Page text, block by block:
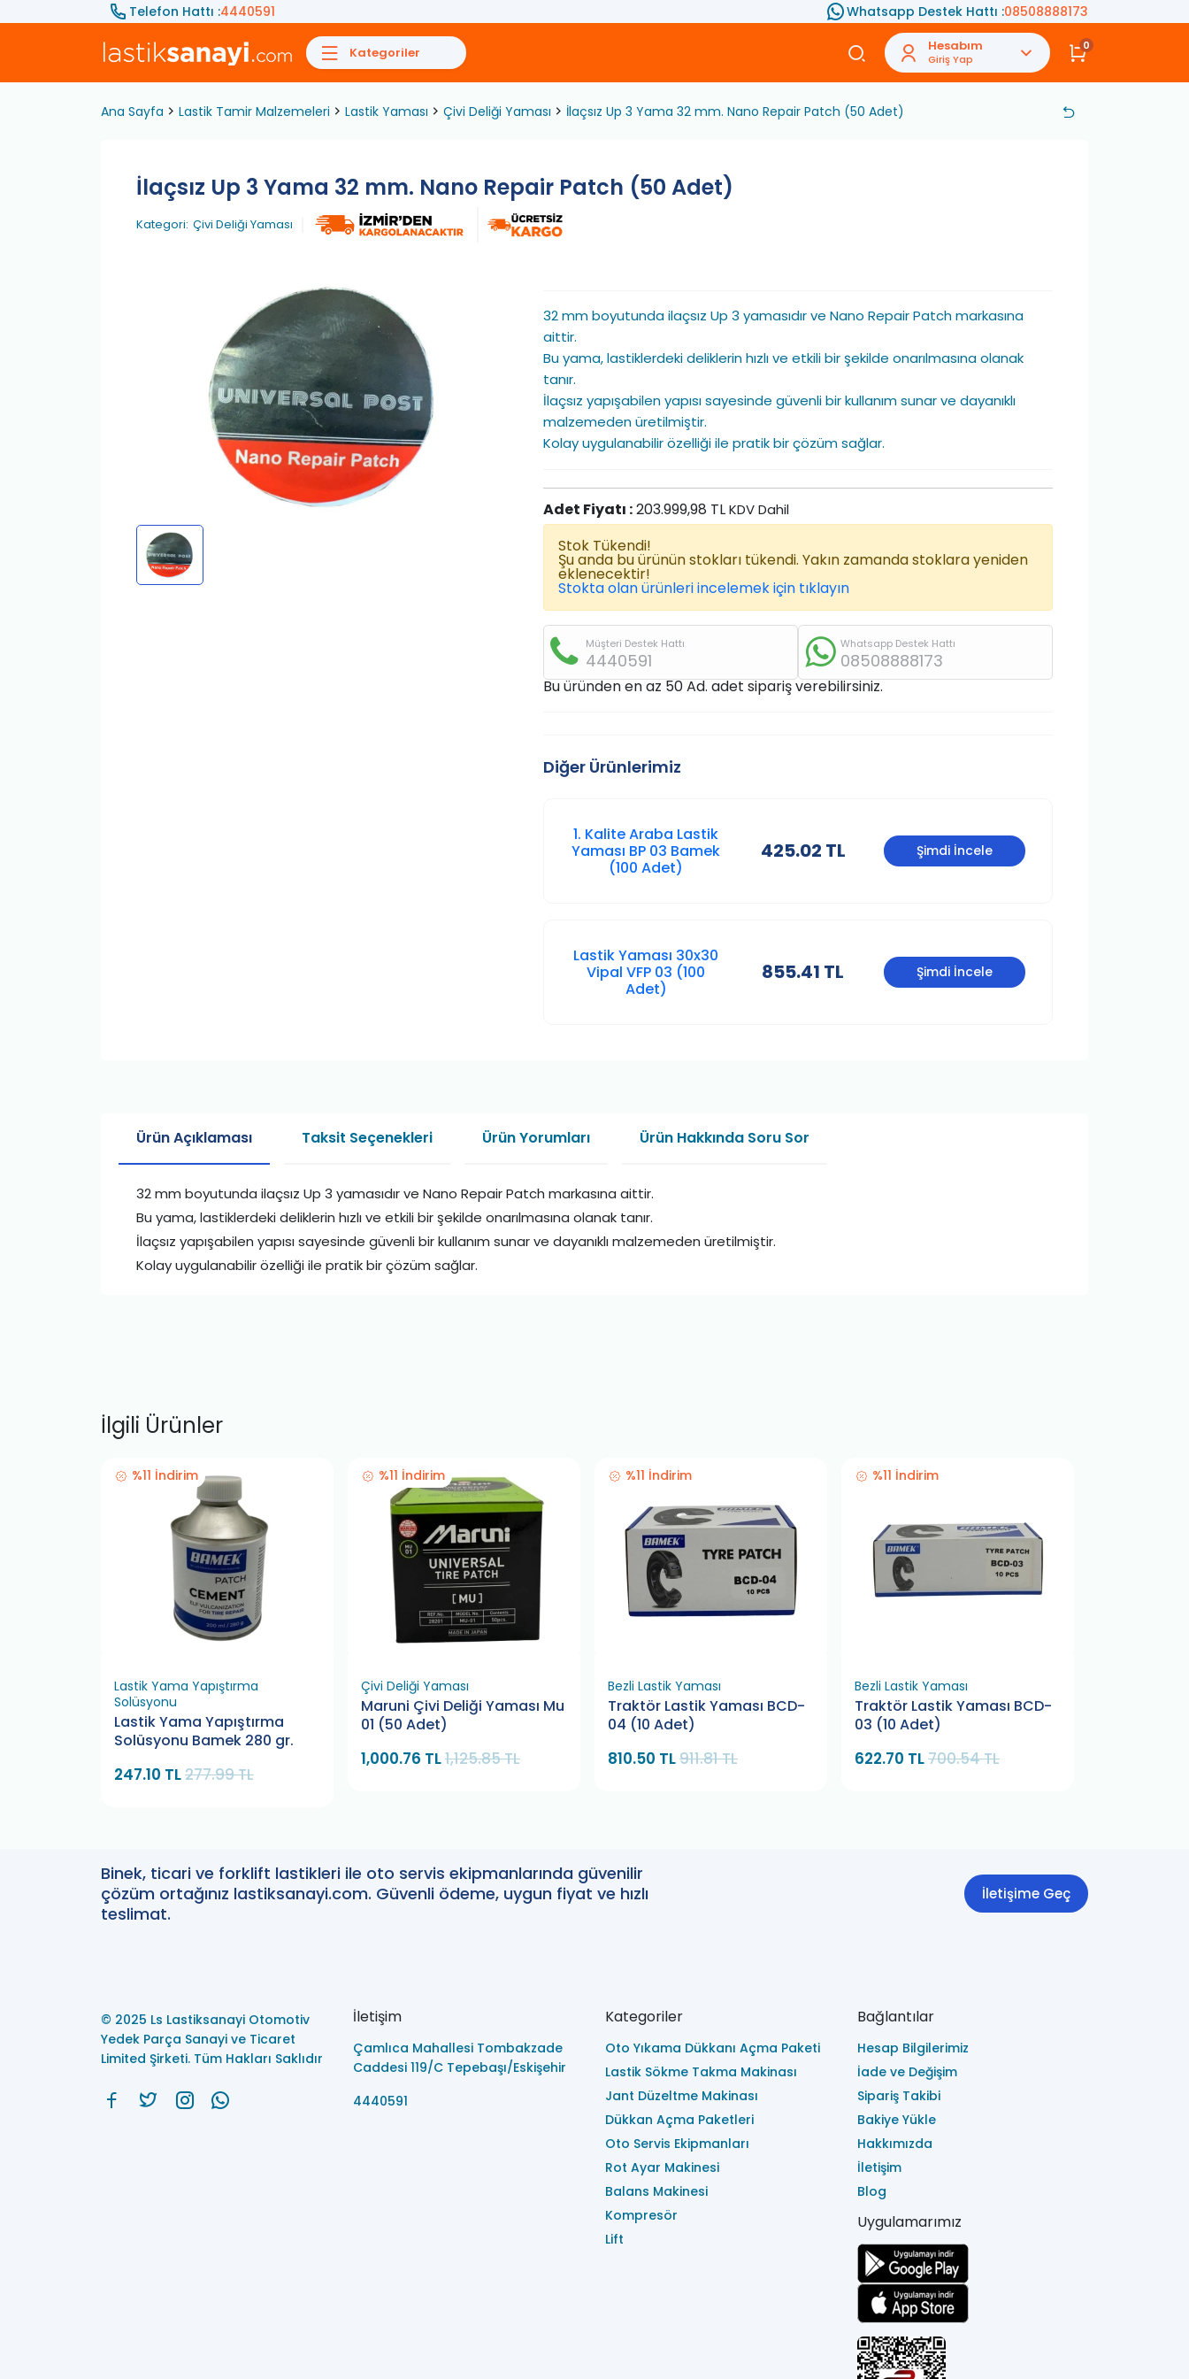
Telefon Hattı :4440591 Whatsapp Destek Hattı :08508888173
Kategoriler Hesabım
Giriş Yap
0
Ana Sayfa Lastik Tamir Malzemeleri Lastik Yaması Çivi Deliği Yaması İlaçsız Up 3 Yama 32 mm. Nano Repair Patch (50 Adet)
İlaçsız Up 3 Yama 32 mm. Nano Repair Patch (50 Adet)
Kategori: Çivi Deliği Yaması
32 mm boyutunda ilaçsız Up 3 yamasıdır ve Nano Repair Patch markasına
aittir.
Bu yama, lastiklerdeki deliklerin hızlı ve etkili bir şekilde onarılmasına olanak
tanır.
İlaçsız yapışabilen yapısı sayesinde güvenli bir kullanım sunar ve dayanıklı
malzemeden üretilmiştir.
Kolay uygulanabilir özelliği ile pratik bir çözüm sağlar.
Adet Fiyatı :203.999,98 TLKDV Dahil
Stok Tükendi!
Şu anda bu ürünün stokları tükendi. Yakın zamanda stoklara yeniden
eklenecektir!
Stokta olan ürünleri incelemek için tıklayın
Müşteri Destek Hattı
4440591
Whatsapp Destek Hattı
08508888173
Bu üründen en az 50 Ad. adet sipariş verebilirsiniz.
Diğer Ürünlerimiz
1. Kalite Araba Lastik
Yaması BP 03 Bamek
(100 Adet)
425.02 TL Şimdi İncele
Lastik Yaması 30x30
Vipal VFP 03 (100
Adet)
855.41 TL Şimdi İncele
Ürün Açıklaması Taksit Seçenekleri Ürün Yorumları Ürün Hakkında Soru Sor
32 mm boyutunda ilaçsız Up 3 yamasıdır ve Nano Repair Patch markasına aittir.
Bu yama, lastiklerdeki deliklerin hızlı ve etkili bir şekilde onarılmasına olanak tanır.
İlaçsız yapışabilen yapısı sayesinde güvenli bir kullanım sunar ve dayanıklı malzemeden üretilmiştir.
Kolay uygulanabilir özelliği ile pratik bir çözüm sağlar.
İlgili Ürünler
%11 İndirim
Lastik Yama Yapıştırma
Solüsyonu
Lastik Yama Yapıştırma
Solüsyonu Bamek 280 gr.
247.10 TL277.99 TL
%11 İndirim
Çivi Deliği Yaması
Maruni Çivi Deliği Yaması Mu
01 (50 Adet)
1,000.76 TL1,125.85 TL
%11 İndirim
Bezli Lastik Yaması
Traktör Lastik Yaması BCD-
04 (10 Adet)
810.50 TL911.81 TL
%11 İndirim
Bezli Lastik Yaması
Traktör Lastik Yaması BCD-
03 (10 Adet)
622.70 TL700.54 TL
Binek, ticari ve forklift lastikleri ile oto servis ekipmanlarında güvenilir
çözüm ortağınız lastiksanayi.com. Güvenli ödeme, uygun fiyat ve hızlı
teslimat.
İletişime Geç
© 2025 Ls Lastiksanayi Otomotiv
Yedek Parça Sanayi ve Ticaret
Limited Şirketi. Tüm Hakları Saklıdır
İletişim
Çamlıca Mahallesi Tombakzade
Caddesi 119/C Tepebaşı/Eskişehir
4440591
Kategoriler
Oto Yıkama Dükkanı Açma Paketi
Lastik Sökme Takma Makinası
Jant Düzeltme Makinası
Dükkan Açma Paketleri
Oto Servis Ekipmanları
Rot Ayar Makinesi
Balans Makinesi
Kompresör
Lift
Bağlantılar
Hesap Bilgilerimiz
İade ve Değişim
Sipariş Takibi
Bakiye Yükle
Hakkımızda
İletişim
Blog
Uygulamarımız